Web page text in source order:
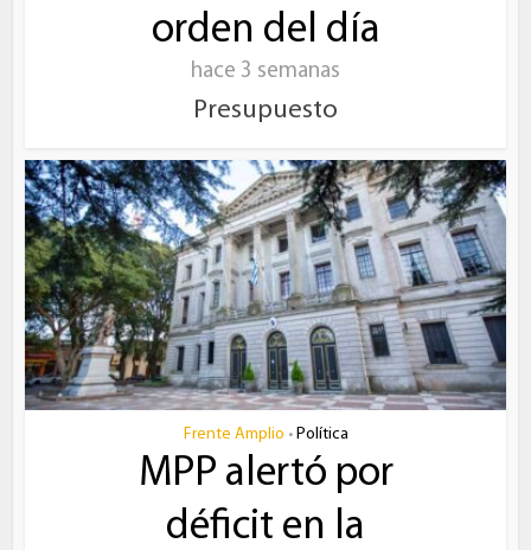
orden del día
hace 3 semanas
Presupuesto
Frente Amplio • Política
MPP alertó por
déficit en la